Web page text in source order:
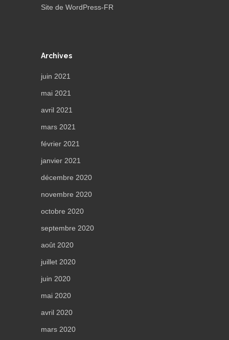
Site de WordPress-FR
Archives
juin 2021
mai 2021
avril 2021
mars 2021
février 2021
janvier 2021
décembre 2020
novembre 2020
octobre 2020
septembre 2020
août 2020
juillet 2020
juin 2020
mai 2020
avril 2020
mars 2020